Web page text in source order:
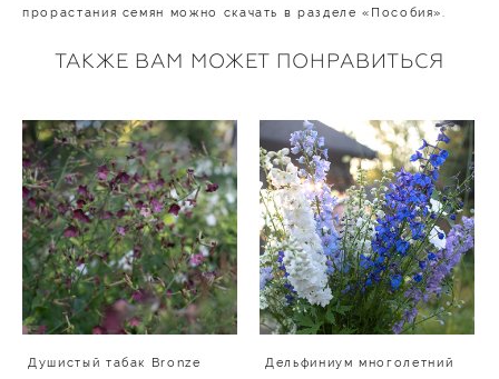
прорастания семян можно скачать в разделе «Пособия».
ТАКЖЕ ВАМ МОЖЕТ ПОНРАВИТЬСЯ
Душистый табак Bronze
Дельфиниум многолетний